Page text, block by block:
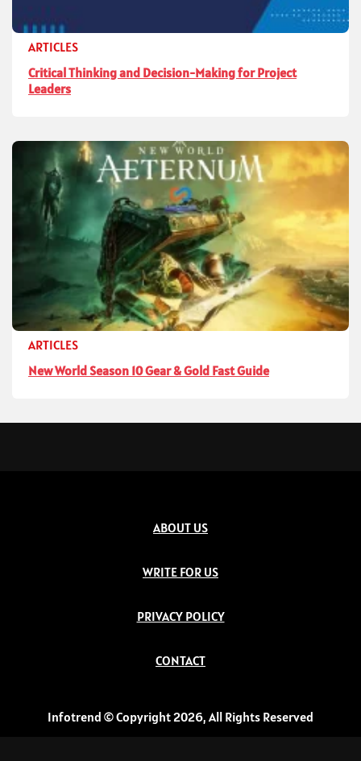
ARTICLES
Critical Thinking and Decision-Making for Project
Leaders
ARTICLES
New World Season 10 Gear & Gold Fast Guide
ABOUT US
WRITE FOR US
PRIVACY POLICY
CONTACT
Infotrend © Copyright 2026, All Rights Reserved